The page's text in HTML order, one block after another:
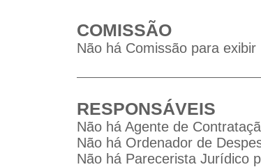
COMISSÃO
Não há Comissão para exibir
RESPONSÁVEIS
Não há Agente de
Não há Ordenador de
Não há Parecerista Jurídico